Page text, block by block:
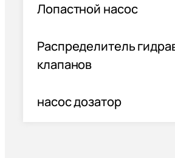
Лопастной насос
Распределитель
клапанов
насос дозатор